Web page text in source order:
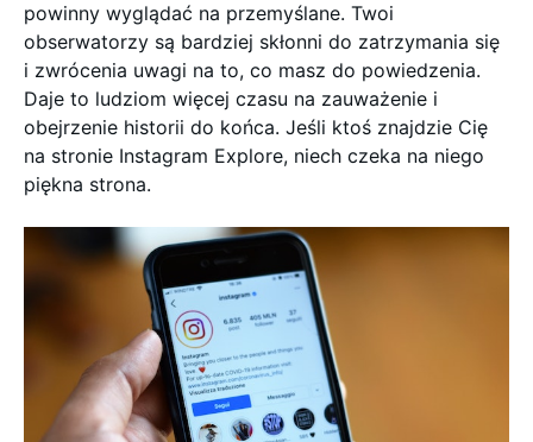
powinny wyglądać na przemyślane. Twoi
obserwatorzy są bardziej skłonni do zatrzymania się
i zwrócenia uwagi na to, co masz do powiedzenia.
Daje to ludziom więcej czasu na zauważenie i
obejrzenie historii do końca. Jeśli ktoś znajdzie Cię
na stronie Instagram Explore, niech czeka na niego
piękna strona.